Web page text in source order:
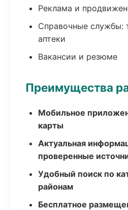
Реклама и
Справочные службы:
аптеки
Вакансии и резюме
Преимущества
Мобильное
карты
Актуальная
проверенные
Удобный поиск по
районам
Бесплатное